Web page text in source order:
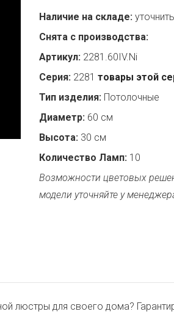
Наличие на складе:
Снята с производства:
Артикул: 2281.60IV.Ni
Серия: 2281 товары этой
Тип изделия: Потолочные
Диаметр: 60 см
Высота: 30 см
Количество Ламп: 10
Возможности цветовых
модели уточняйте у
люстры для своего дома?